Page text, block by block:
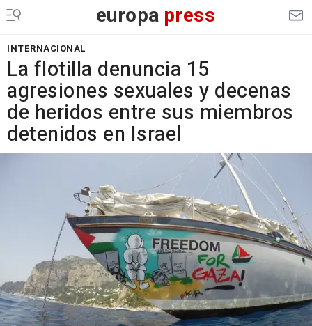
europa press
INTERNACIONAL
La flotilla denuncia 15
agresiones sexuales y decenas
de heridos entre sus miembros
detenidos en Israel